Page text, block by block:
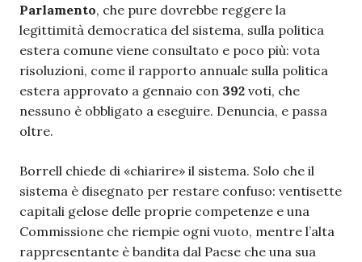
Parlamento, che pure dovrebbe reggere la
legittimità democratica del sistema, sulla politica
estera comune viene consultato e poco più: vota
risoluzioni, come il rapporto annuale sulla politica
estera approvato a gennaio con 392 voti, che
nessuno è obbligato a eseguire. Denuncia, e passa
oltre.
Borrell chiede di «chiarire» il sistema. Solo che il
sistema è disegnato per restare confuso: ventisette
capitali gelose delle proprie competenze e una
Commissione che riempie ogni vuoto, mentre l’alta
rappresentante è bandita dal Paese che una sua